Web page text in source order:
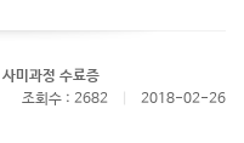
미과정 수료증
조회수 : 2682 2018-02-26